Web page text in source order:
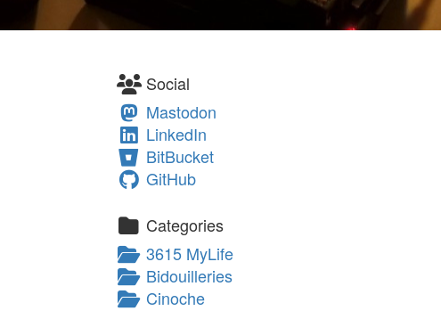
Social
Mastodon
LinkedIn
BitBucket
GitHub
Categories
3615 MyLife
Bidouilleries
Cinoche